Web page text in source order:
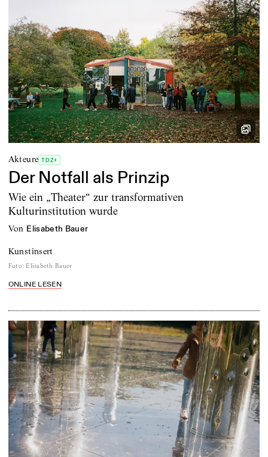
Akteure TDZ+
Der Notfall als Prinzip
Wie ein „Theater“ zur transformativen
Kulturinstitution wurde
von Elisabeth Bauer
Kunstinsert
Foto: Elisabeth Bauer
ONLINE LESEN